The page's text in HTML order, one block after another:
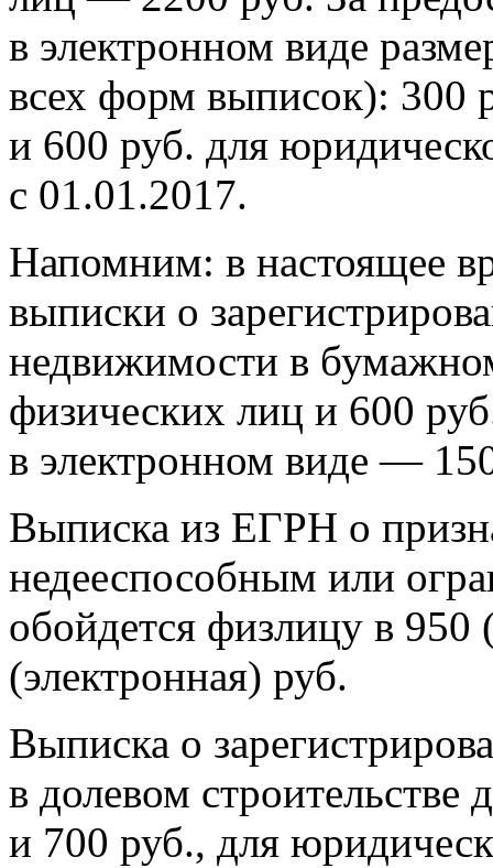
в электронном виде
всех форм выписок): 300
и 600 руб. для
с 01.01.2017.
Напомним: в настоящее
выписки о
недвижимости в
физических лиц и 600
в электронном виде —
Выписка из ЕГРН о
недееспособным или
обойдется физлицу в
(электронная) руб.
Выписка о
в долевом
и 700 руб., для